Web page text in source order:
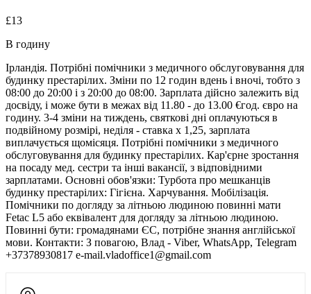
£13
В годину
Ірландія. Потрібні помічники з медичного обслуговування для
будинку престарілих. Зміни по 12 годин вдень і вночі, тобто з
08:00 до 20:00 і з 20:00 до 08:00. Зарплата дійсно залежить від
досвіду, і може бути в межах від 11.80 - до 13.00 €год. євро на
годину. 3-4 зміни на тиждень, святкові дні оплачуються в
подвійному розмірі, неділя - ставка х 1,25, зарплата
виплачується щомісяця. Потрібні помічники з медичного
обслуговування для будинку престарілих. Кар'єрне зростання
на посаду мед. сестри та інші вакансії, з відповідними
зарплатами. Основні обов'язки: Турбота про мешканців
будинку престарілих: Гігієна. Харчування. Мобілізація.
Помічники по догляду за літньою людиною повинні мати
Fetac L5 або еквівалент для догляду за літньою людиною.
Повинні бути: громадянами ЄС, потрібне знання англійської
мови. Контакти: З повагою, Влад - Viber, WhatsApp, Telegram
+37378930817 e-mail.vladoffice1@gmail.com